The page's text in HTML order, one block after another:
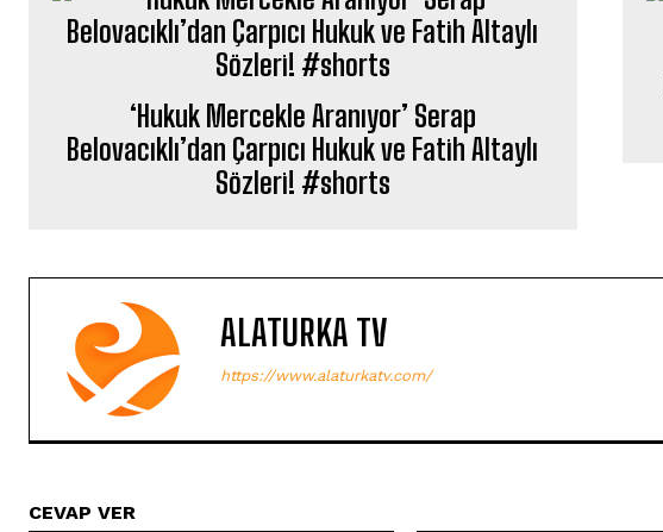
‘Hukuk Mercekle Aranıyor’ Serap
Belovacıklı’dan Çarpıcı Hukuk ve Fatih Altaylı
Sözleri! #shorts
ALATURKA TV
https://www.alaturkatv.com/
CEVAP VER